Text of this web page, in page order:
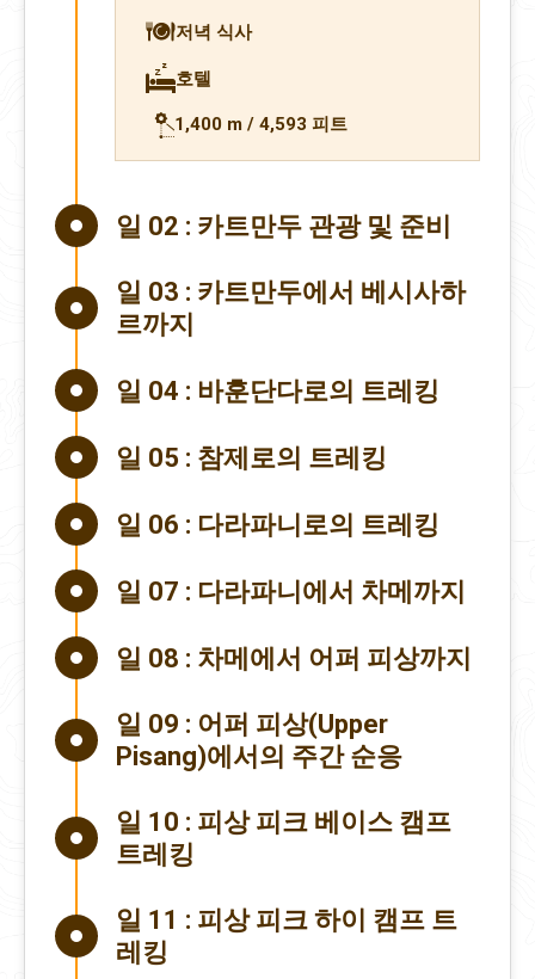
저녁 식사
호텔
1,400 m / 4,593 피트
일 02 : 카트만두 관광 및 준비
일 03 : 카트만두에서 베시사하
르까지
일 04 : 바훈단다로의 트레킹
일 05 : 참제로의 트레킹
일 06 : 다라파니로의 트레킹
일 07 : 다라파니에서 차메까지
일 08 : 차메에서 어퍼 피상까지
일 09 : 어퍼 피상(Upper
Pisang)에서의 주간 순응
일 10 : 피상 피크 베이스 캠프
트레킹
일 11 : 피상 피크 하이 캠프 트
레킹